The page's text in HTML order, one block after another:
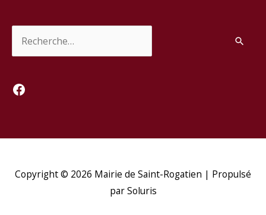
Facebook
Copyright © 2026 Mairie de Saint-Rogatien | Propulsé
par Soluris